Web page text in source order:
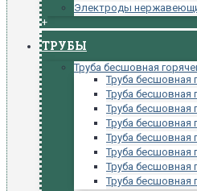
Электроды
+
ТРУБЫ
Труба бесшовная
Труба бесшовная
Труба бесшовная
Труба бесшовная
Труба бесшовная
Труба бесшовная
Труба бесшовная
Труба бесшовная
Труба бесшовная